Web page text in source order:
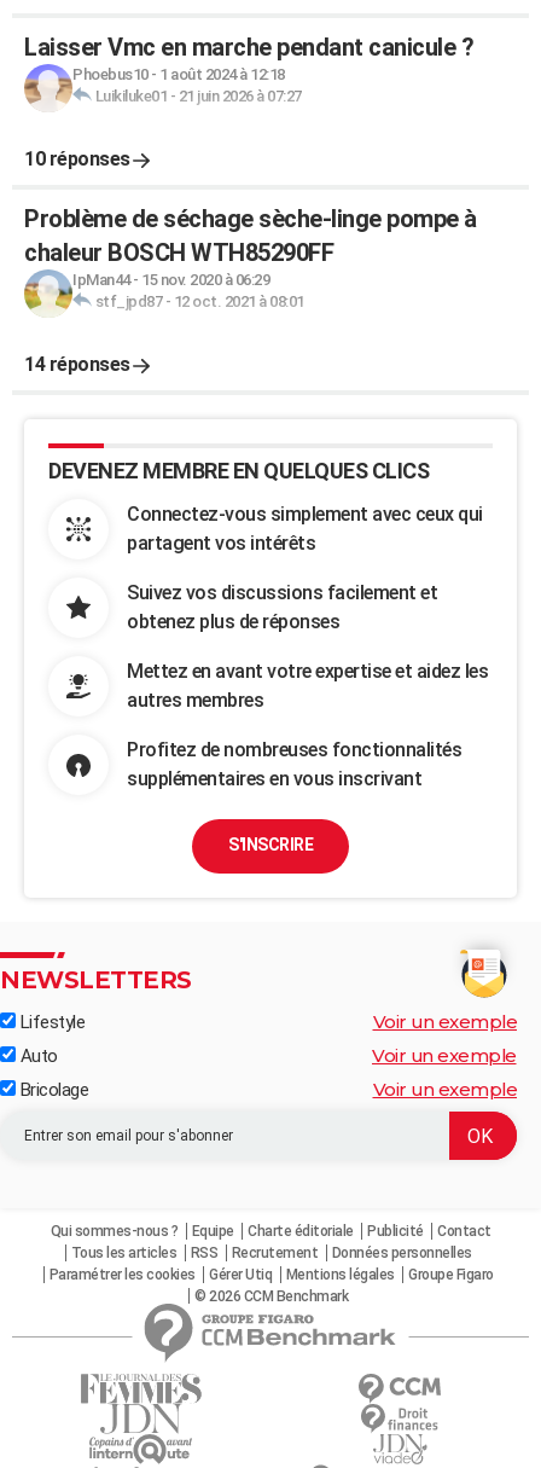
Laisser Vmc en marche pendant canicule ?
Phoebus10- 1 août 2024 à 12:18
Luikiluke01 - 21 juin 2026 à 07:27
10 réponses
Problème de séchage sèche-linge pompe à
chaleur BOSCH WTH85290FF
IpMan44- 15 nov. 2020 à 06:29
stf_jpd87- 12 oct. 2021 à 08:01
14 réponses
DEVENEZ MEMBRE EN QUELQUES CLICS
Connectez-vous simplement avec ceux qui
partagent vos intérêts
Suivez vos discussions facilement et
obtenez plus de réponses
Mettez en avant votre expertise et aidez les
autres membres
Profitez de nombreuses fonctionnalités
supplémentaires en vous inscrivant
S'INSCRIRE
NEWSLETTERS
Lifestyle Voir un exemple
Auto Voir un exemple
Bricolage Voir un exemple
Qui sommes-nous ? Equipe Charte éditoriale Publicité
Contact
Tous les articles
RSS Recrutement
Données personnelles
Paramétrer les cookies
Gérer Utiq Mentions légales
Groupe Figaro
© 2026 CCM Benchmark